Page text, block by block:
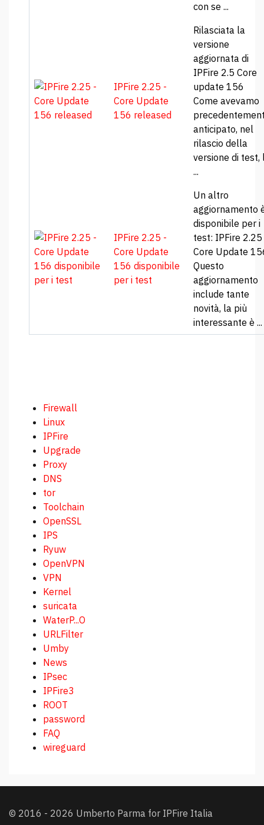
con se ...
IPFire 2.25 -
Core Update
156 released
Rilasciata la
versione
aggiornata di
IPFire 2.5 Core
update 156
Come avevamo
anticipato, nel
rilascio della
versione di test,
...
IPFire 2.25 -
Core Update
156 disponibile
per i test
Un altro
aggiornamento
disponibile per i
test: IPFire
Core Update
Questo
aggiornamento
include tante
novità, la più
interessante è ...
Firewall
Linux
IPFire
Upgrade
Proxy
DNS
tor
Toolchain
OpenSSL
IPS
Ryuw
OpenVPN
VPN
Kernel
suricata
WaterP...O
URLFilter
Umby
News
IPsec
IPFire3
ROOT
password
FAQ
wireguard
© 2016 - 2026 Umberto Parma for IPFire Italia